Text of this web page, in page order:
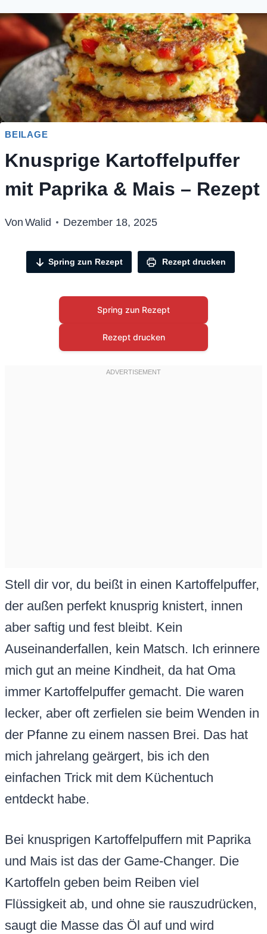
BEILAGE
Knusprige Kartoffelpuffer
mit Paprika & Mais – Rezept
Von Walid Dezember 18, 2025
Spring zun Rezept Rezept drucken
Spring zun Rezept
Rezept drucken
Stell dir vor, du beißt in einen Kartoffelpuffer,
der außen perfekt knusprig knistert, innen
aber saftig und fest bleibt. Kein
Auseinanderfallen, kein Matsch. Ich erinnere
mich gut an meine Kindheit, da hat Oma
immer Kartoffelpuffer gemacht. Die waren
lecker, aber oft zerfielen sie beim Wenden in
der Pfanne zu einem nassen Brei. Das hat
mich jahrelang geärgert, bis ich den
einfachen Trick mit dem Küchentuch
entdeckt habe.
Bei knusprigen Kartoffelpuffern mit Paprika
und Mais ist das der Game-Changer. Die
Kartoffeln geben beim Reiben viel
Flüssigkeit ab, und ohne sie rauszudrücken,
saugt die Masse das Öl auf und wird